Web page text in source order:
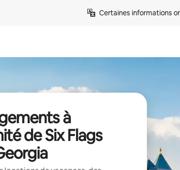
Certaines informations
à
de Six Flags